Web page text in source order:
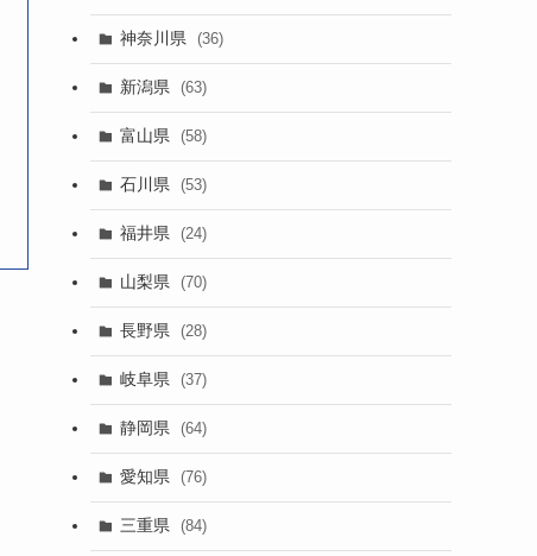
神奈川県 (36)
新潟県 (63)
富山県 (58)
石川県 (53)
福井県 (24)
山梨県 (70)
長野県 (28)
岐阜県 (37)
静岡県 (64)
愛知県 (76)
三重県 (84)